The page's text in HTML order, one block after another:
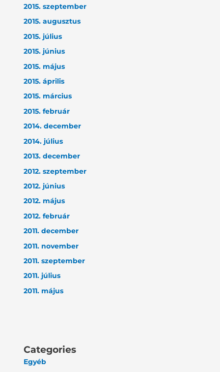
2015. szeptember
2015. augusztus
2015. július
2015. június
2015. május
2015. április
2015. március
2015. február
2014. december
2014. július
2013. december
2012. szeptember
2012. június
2012. május
2012. február
2011. december
2011. november
2011. szeptember
2011. július
2011. május
Categories
Egyéb